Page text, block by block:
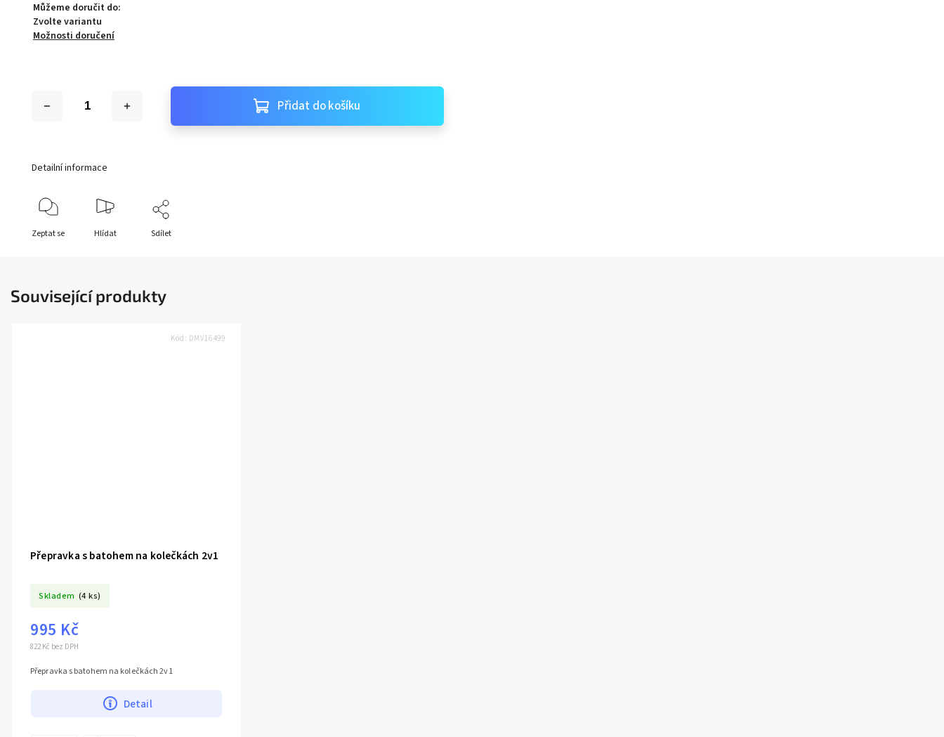
Můžeme doručit do:
Zvolte variantu
Možnosti doručení
Přidat do košíku
Detailní informace
Zeptat se Hlídat Sdílet
Související produkty
Přepravka s batohem na kolečkách 2v1
Skladem (4 ks)
822 Kč bez DPH
995 Kč
Detail
Přepravka s batohem na kolečkách 2v1
Kód: DMV16499